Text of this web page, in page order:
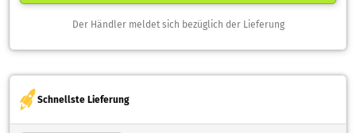
Der Händler meldet sich bezüglich der Lieferung
Schnellste Lieferung